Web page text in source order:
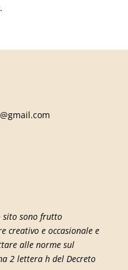
sito sono frutto
creativo e occasionale e
alle norme sul
2 lettera h del Decreto